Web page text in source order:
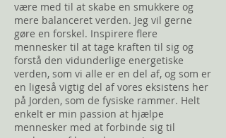
være med til at skabe en smukkere og
mere balanceret verden. Jeg vil gerne
gøre en forskel. Inspirere flere
mennesker til at tage kraften til sig og
forstå den vidunderlige energetiske
verden, som vi alle er en del af, og som er
en ligeså vigtig del af vores eksistens her
på Jorden, som de fysiske rammer. Helt
enkelt er min passion at hjælpe
mennesker med at forbinde sig til